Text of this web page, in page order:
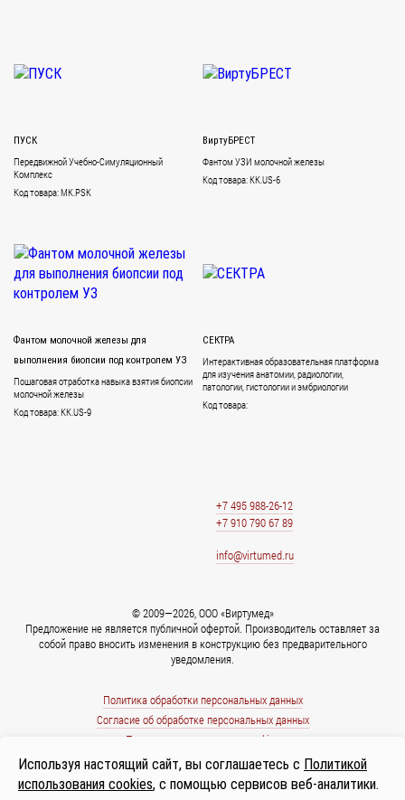
ПУСК
Передвижной Учебно-Симуляционный
Комплекс
Код товара: MK.PSK
ВиртуБРЕСТ
Фантом УЗИ молочной железы
Код товара: KK.US-6
Фантом молочной железы для
выполнения биопсии под контролем УЗ
Пошаговая отработка навыка взятия биопсии
молочной железы
Код товара: KK.US-9
СЕКТРА
Интерактивная образовательная платформа
для изучения анатомии, радиологии,
патологии, гистологии и эмбриологии
Код товара:
+7 495 988-26-12
+7 910 790 67 89
info@virtumed.ru
© 2009—2026, ООО «Виртумед»
Предложение не является публичной офертой. Производитель оставляет за
собой право вносить изменения в конструкцию без предварительного
уведомления.
Политика обработки персональных данных
Согласие об обработке персональных данных
Политика использования cookies
Используя настоящий сайт, вы соглашаетесь с Политикой
использования cookies, с помощью сервисов веб-аналитики.